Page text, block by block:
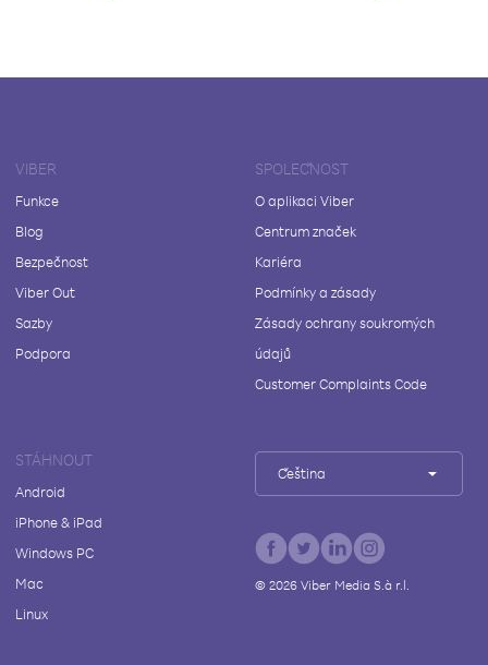
VIBER
Funkce
Blog
Bezpečnost
Viber Out
Sazby
Podpora
SPOLEČNOST
O aplikaci Viber
Centrum značek
Kariéra
Podmínky a zásady
Zásady ochrany soukromých
údajů
Customer Complaints Code
STÁHNOUT
Android
iPhone & iPad
Windows PC
Mac
Linux
Čeština
© 2026Viber Media S.à r.l.